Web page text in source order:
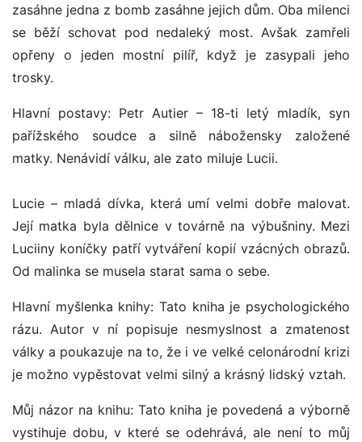
zasáhne jedna z bomb zasáhne jejich dům. Oba milenci
se běží schovat pod nedaleký most. Avšak zamřeli
opřeny o jeden mostní pilíř, když je zasypali jeho
trosky.
Hlavní postavy: Petr Autier – 18-ti letý mladík, syn
pařížského soudce a silně nábožensky založené
matky. Nenávidí válku, ale zato miluje Lucii.
Lucie – mladá dívka, která umí velmi dobře malovat.
Její matka byla dělnice v továrně na výbušniny. Mezi
Luciiny koníčky patří vytváření kopií vzácných obrazů.
Od malinka se musela starat sama o sebe.
Hlavní myšlenka knihy: Tato kniha je psychologického
rázu. Autor v ní popisuje nesmyslnost a zmatenost
války a poukazuje na to, že i ve velké celonárodní krizi
je možno vypěstovat velmi silný a krásný lidský vztah.
Můj názor na knihu: Tato kniha je povedená a výborně
vystihuje dobu, v které se odehrává, ale není to můj